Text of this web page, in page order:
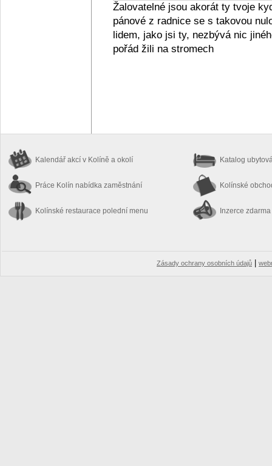
Žalovatelné jsou akorát ty tvoje
pánové z radnice se s takovou
lidem, jako jsi ty, nezbývá nic
pořád žili na stromech
Kalendář akcí v Kolíně a okolí
Práce Kolín nabídka zaměstnání
Kolínské restaurace polední menu
Katalog
Kolínské
Inzerce zdarma
Zásady ochrany osobních údajů